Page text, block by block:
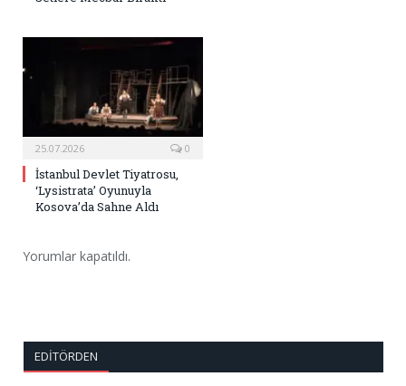
25.07.2026 0
İstanbul Devlet Tiyatrosu,
‘Lysistrata’ Oyunuyla
Kosova’da Sahne Aldı
Yorumlar kapatıldı.
EDITÖRDEN